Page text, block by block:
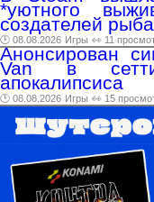
*уютного
создателей
🕑 08.08.2026 Игры 👀 11
Анонсирован
Van в
апокалипсиса
🕑 08.08.2026 Игры 👀 15